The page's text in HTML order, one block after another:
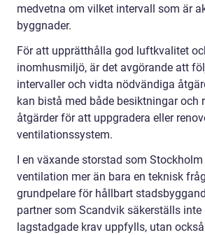
medvetna om vilket intervall som är
byggnader.
För att upprätthålla god luftkvalitet
inomhusmiljö, är det avgörande att
intervaller och vidta nödvändiga
kan bistå med både besiktningar och
åtgärder för att uppgradera eller
ventilationssystem.
I en växande storstad som
ventilation mer än bara en teknisk
grundpelare för hållbart
partner som Scandvik säkerställs inte
lagstadgade krav uppfylls, utan